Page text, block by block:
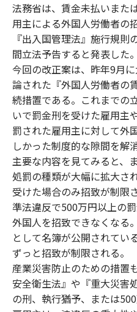
法務省は、賃金未払いまた
用主による外国人労働者の
『出入国管理法』施行規
間立法予告すると発表した。
今回の改正案は、昨年9月
論された『外国人労働者の
続措置である。これまでの
いで罰金刑を受けた雇用主
罰された雇用主に対して外
しかった制度的な隙間を解
主要な内容を見てみると、
処罰の種類が大幅に拡大さ
受けた場合のみ招致が制限
準法違反で500万円以上の
外国人を招致できなくなる
として名簿が公開されてい
ずっと招致が制限される。
産業災害防止のための措置
安全衛生法』や『重大災害
の刑、執行猶予、または